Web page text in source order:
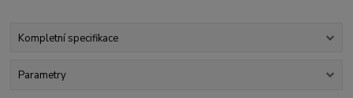
Kompletní specifikace
Parametry